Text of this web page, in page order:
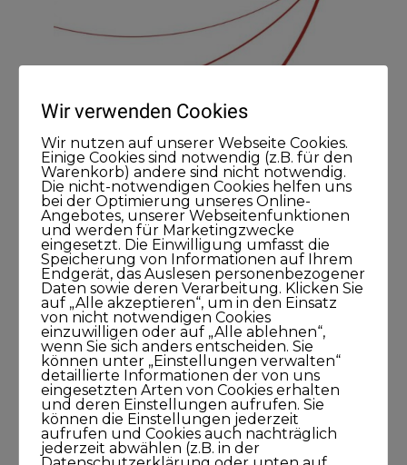
Meine Podcasts
Andreas Dämon ist der Geburtshelfer
für Lösungen
26. November 2021
1Stunde1Minuten
Frank O. Reiss bringt Menschen
zusammen
Wir verwenden Cookies
Wir nutzen auf unserer Webseite Cookies.
Einige Cookies sind notwendig (z.B. für den
Warenkorb) andere sind nicht notwendig.
Die nicht-notwendigen Cookies helfen uns
bei der Optimierung unseres Online-
Angebotes, unserer Webseitenfunktionen
und werden für Marketingzwecke
eingesetzt. Die Einwilligung umfasst die
Speicherung von Informationen auf Ihrem
Endgerät, das Auslesen personenbezogener
Daten sowie deren Verarbeitung. Klicken Sie
auf „Alle akzeptieren“, um in den Einsatz
von nicht notwendigen Cookies
einzuwilligen oder auf „Alle ablehnen“,
wenn Sie sich anders entscheiden. Sie
können unter „Einstellungen verwalten“
detaillierte Informationen der von uns
eingesetzten Arten von Cookies erhalten
und deren Einstellungen aufrufen. Sie
können die Einstellungen jederzeit
aufrufen und Cookies auch nachträglich
jederzeit abwählen (z.B. in der